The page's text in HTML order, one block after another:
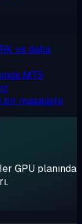
ve daha
MT5
bir masaüstü
GPU planında